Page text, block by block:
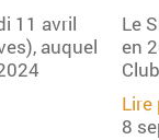
11 avril
auquel
Le
en
Lire
8